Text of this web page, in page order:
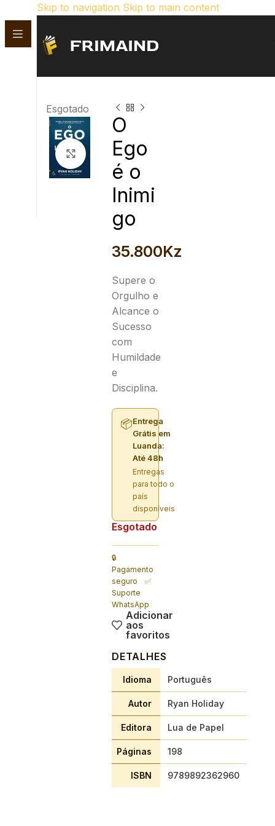
Skip to navigation Skip to main content
Esgotado
Click para aumentar
O
Ego
é o
Inimi
go
35.800Kz
Supere o
Orgulho e
Alcance o
Sucesso
com
Humildade
e
Disciplina.
📦Entrega
Grátis em
Luanda:
Até 48h
Entregas
para todo o
país
disponíveis
Esgotado
🔒
Pagamento
seguro ✅
Suporte
WhatsApp
Adicionar
aos
favoritos
DETALHES
Idioma Português
Autor Ryan Holiday
Editora Lua de Papel
Páginas 198
ISBN 9789892362960